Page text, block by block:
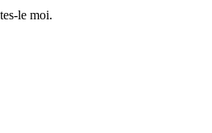
le moi.